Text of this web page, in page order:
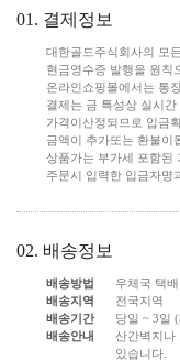
01. 결제정보
대한골드주식회사의 모
현금영수증 발행을 원칙
온라인쇼핑몰에서는 통
결제는 금 특성상 실시
가격이산정되므로 입금
금액이 추가또는 환불이
상품가는 부가세 포함된
주문시 입력한 입금자명
02. 배송정보
배송방법
우체국 택배
배송지역
전국지역
배송기간
당일 ~ 3일
배송안내
산간벽지나
있습니다.